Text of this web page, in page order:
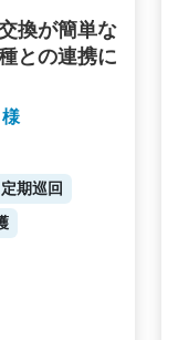
換が簡単な
との連携に
定期巡回